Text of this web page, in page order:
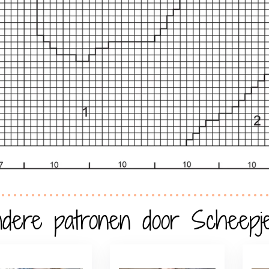
patronen door